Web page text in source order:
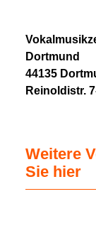
Dortmund
44135
Reinoldistr.
Weitere
Sie hier